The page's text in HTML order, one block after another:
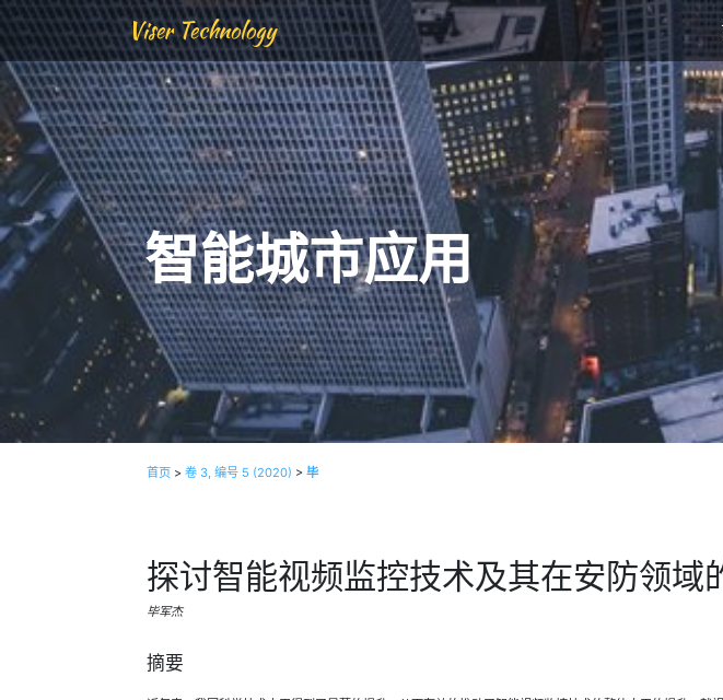
Viser Technology
智能城市应用
首页 >卷 3, 编号 5 (2020) >毕
探讨智能视频监控技术及其在安防领域
毕军杰
摘要